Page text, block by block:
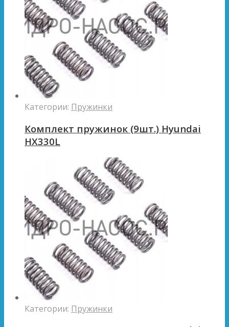
Категории: Пружинки
Комплект пружинок (9шт.) Hyundai
HX330L
Категории: Пружинки